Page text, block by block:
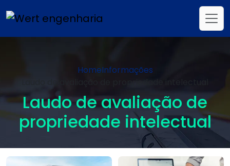
HomeInformações
Laudo de avaliação de
propriedade intelectual